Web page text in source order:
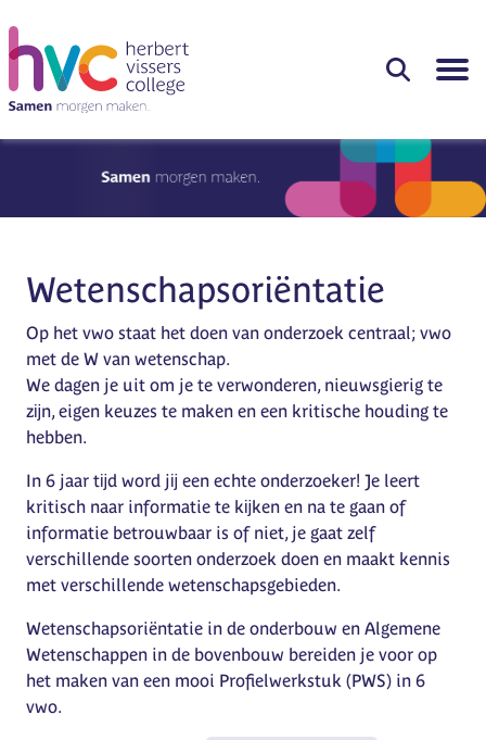
Wetenschapsoriëntatie
Op het vwo staat het doen van onderzoek centraal; vwo
met de W van wetenschap.
We dagen je uit om je te verwonderen, nieuwsgierig te
zĳn, eigen keuzes te maken en een kritische houding te
hebben.
In 6 jaar tĳd word jĳ een echte onderzoeker! Je leert
kritisch naar informatie te kĳken en na te gaan of
informatie betrouwbaar is of niet, je gaat zelf
verschillende soorten onderzoek doen en maakt kennis
met verschillende wetenschapsgebieden.
Wetenschapsoriëntatie in de onderbouw en Algemene
Wetenschappen in de bovenbouw bereiden je voor op
het maken van een mooi Profielwerkstuk (PWS) in 6
vwo.